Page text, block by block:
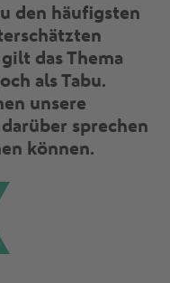
den häufigsten
das Thema
als Tabu.
unsere
sprechen
können.